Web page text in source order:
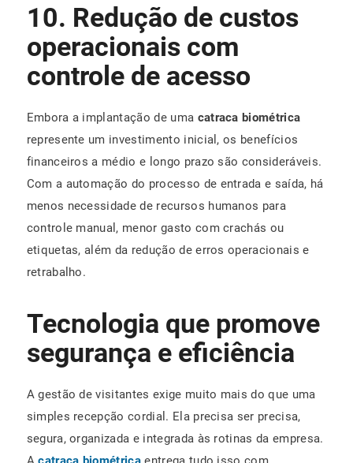
10. Redução de custos
operacionais com
controle de acesso
Embora a implantação de uma catraca biométrica
represente um investimento inicial, os benefícios
financeiros a médio e longo prazo são consideráveis.
Com a automação do processo de entrada e saída, há
menos necessidade de recursos humanos para
controle manual, menor gasto com crachás ou
etiquetas, além da redução de erros operacionais e
retrabalho.
Tecnologia que promove
segurança e eficiência
A gestão de visitantes exige muito mais do que uma
simples recepção cordial. Ela precisa ser precisa,
segura, organizada e integrada às rotinas da empresa.